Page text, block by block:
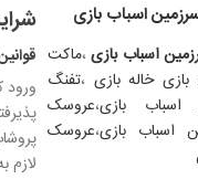
ورود
اسباب بازی
اسباب بازی،ماکت
بازی خاله بازی ،تفنگ
اسباب بازی،عروسک
اسباب بازی،عروسک